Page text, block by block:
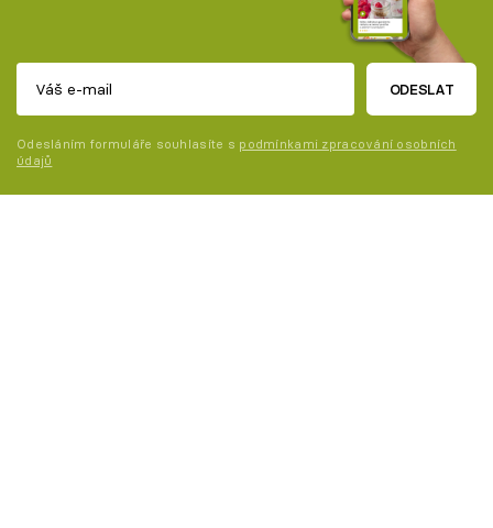
ODESLAT
Odesláním formuláře souhlasíte s podmínkami zpracování osobních
údajů